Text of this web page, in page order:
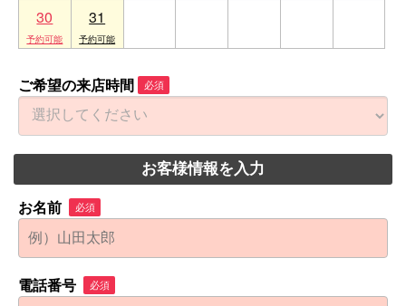
30 31
ご希望の来店時間 必須
お客様情報を入力
お名前 必須
電話番号 必須